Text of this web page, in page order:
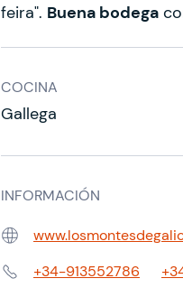
feira". Buena bodega
COCINA
Gallega
INFORMACIÓN
Web:
Teléfono:+34-913552786